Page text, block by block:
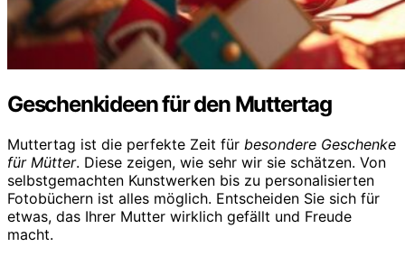
Geschenkideen für den Muttertag
Muttertag ist die perfekte Zeit für besondere Geschenke
für Mütter. Diese zeigen, wie sehr wir sie schätzen. Von
selbstgemachten Kunstwerken bis zu personalisierten
Fotobüchern ist alles möglich. Entscheiden Sie sich für
etwas, das Ihrer Mutter wirklich gefällt und Freude
macht.